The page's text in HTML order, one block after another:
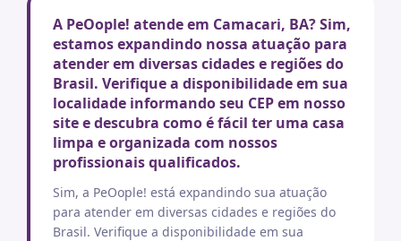
A PeOople! atende em Camacari, BA? Sim,
estamos expandindo nossa atuação para
atender em diversas cidades e regiões do
Brasil. Verifique a disponibilidade em sua
localidade informando seu CEP em nosso
site e descubra como é fácil ter uma casa
limpa e organizada com nossos
profissionais qualificados.
Sim, a PeOople! está expandindo sua atuação
para atender em diversas cidades e regiões do
Brasil. Verifique a disponibilidade em sua